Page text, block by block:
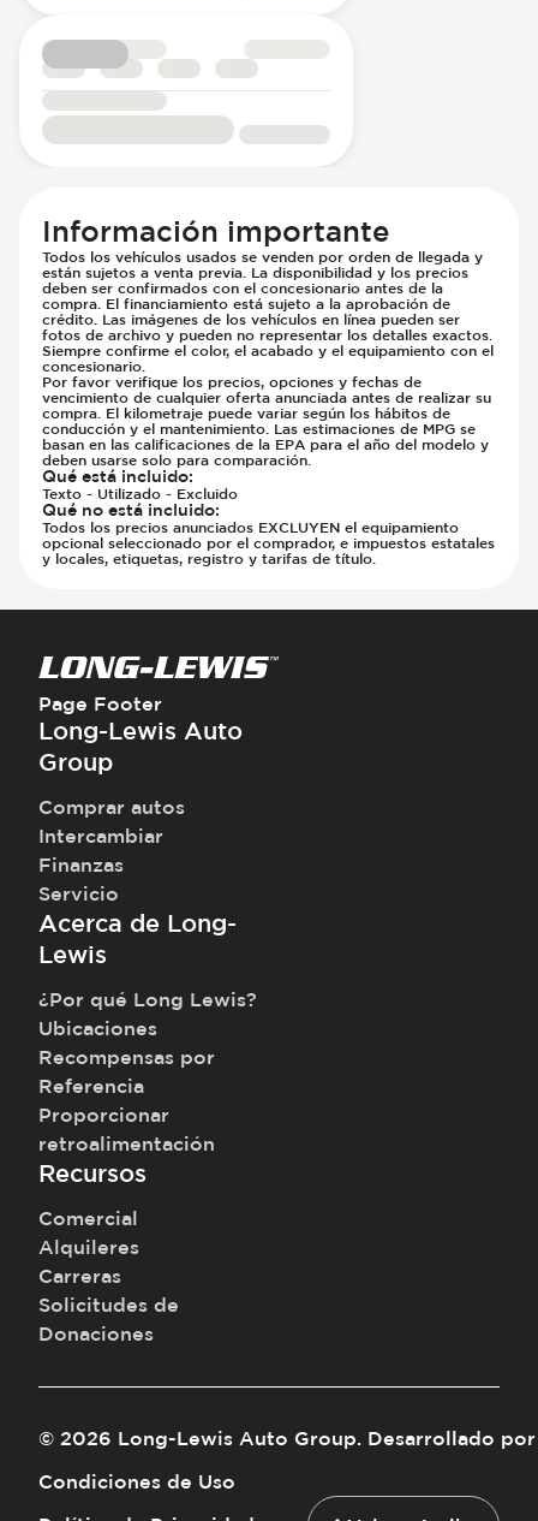
Información importante
Todos los vehículos usados se venden por orden de llegada y
están sujetos a venta previa. La disponibilidad y los precios
deben ser confirmados con el concesionario antes de la
compra. El financiamiento está sujeto a la aprobación de
crédito. Las imágenes de los vehículos en línea pueden ser
fotos de archivo y pueden no representar los detalles exactos.
Siempre confirme el color, el acabado y el equipamiento con el
concesionario.
Por favor verifique los precios, opciones y fechas de
vencimiento de cualquier oferta anunciada antes de realizar su
compra. El kilometraje puede variar según los hábitos de
conducción y el mantenimiento. Las estimaciones de MPG se
basan en las calificaciones de la EPA para el año del modelo y
deben usarse solo para comparación.
Qué está incluido:
Texto - Utilizado - Excluido
Qué no está incluido:
Todos los precios anunciados EXCLUYEN el equipamiento
opcional seleccionado por el comprador, e impuestos estatales
y locales, etiquetas, registro y tarifas de título.
Page Footer
Long-Lewis Auto
Group
Comprar autos
Intercambiar
Finanzas
Servicio
Acerca de Long-
Lewis
¿Por qué Long Lewis?
Ubicaciones
Recompensas por
Referencia
Proporcionar
retroalimentación
Recursos
Comercial
Alquileres
Carreras
Solicitudes de
Donaciones
© 2026 Long-Lewis Auto Group. Desarrollado por
Condiciones de Uso